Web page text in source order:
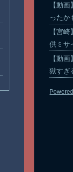
【動
ったか
【宮
供ミサ
【動
獄すぎ